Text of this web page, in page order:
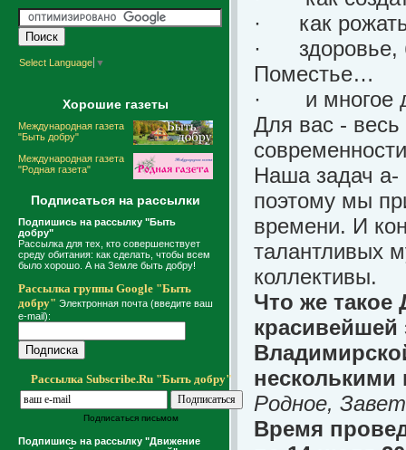
Select Language ▼
Хорошие газеты
Международная газета
"Быть добру"
Международная газета
"Родная газета"
Подписаться на рассылки
Подпишись на рассылку "Быть
добру"
Рассылка для тех, кто совершенствует
среду обитания: как сделать, чтобы всем
было хорошо. А на Земле быть добру!
Рассылка группы Google "Быть
добру" Электронная почта (введите ваш
e-mail):
Рассылка Subscribe.Ru "Быть добру"
Подписаться письмом
Подпишись на рассылку "Движение
·
как
·
здоровье,
Поместье…
·
и многое
Для вас -
Наша задач а-
поэтому мы
времени. И
талантливых
коллективы.
Что же такое
Родное,
Время